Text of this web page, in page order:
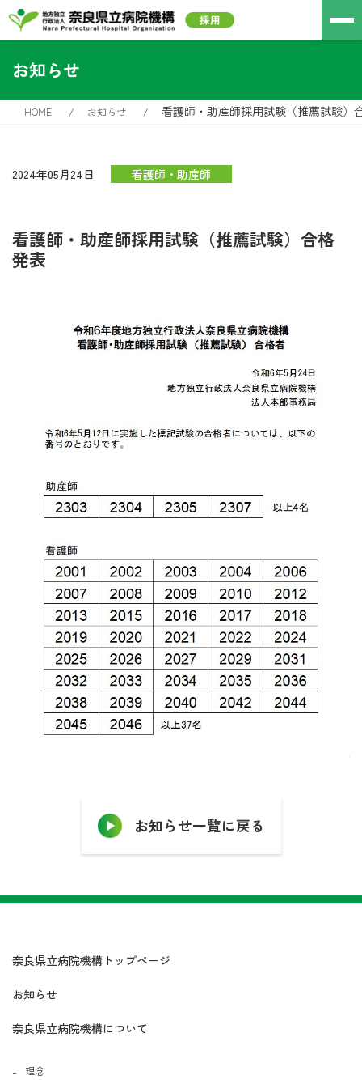
お知らせ
HOME お知らせ 看護師・助産師採用試験（推薦試験）
2024年05月24日 看護師・助産師
看護師・助産師採用試験（推薦試験）合格
発表
お知らせ一覧に戻る
奈良県立病院機構トップページ
お知らせ
奈良県立病院機構について
理念